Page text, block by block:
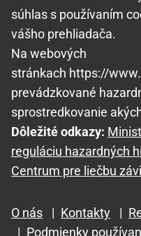
súhlas s používaním
vášho prehliadača.
Na webových
stránkach https://
prevádzkované
sprostredkovanie
Dôležité odkazy:
reguláciu hazardných
Centrum pre liečbu
O nás | Kontakty |
| Podmienky